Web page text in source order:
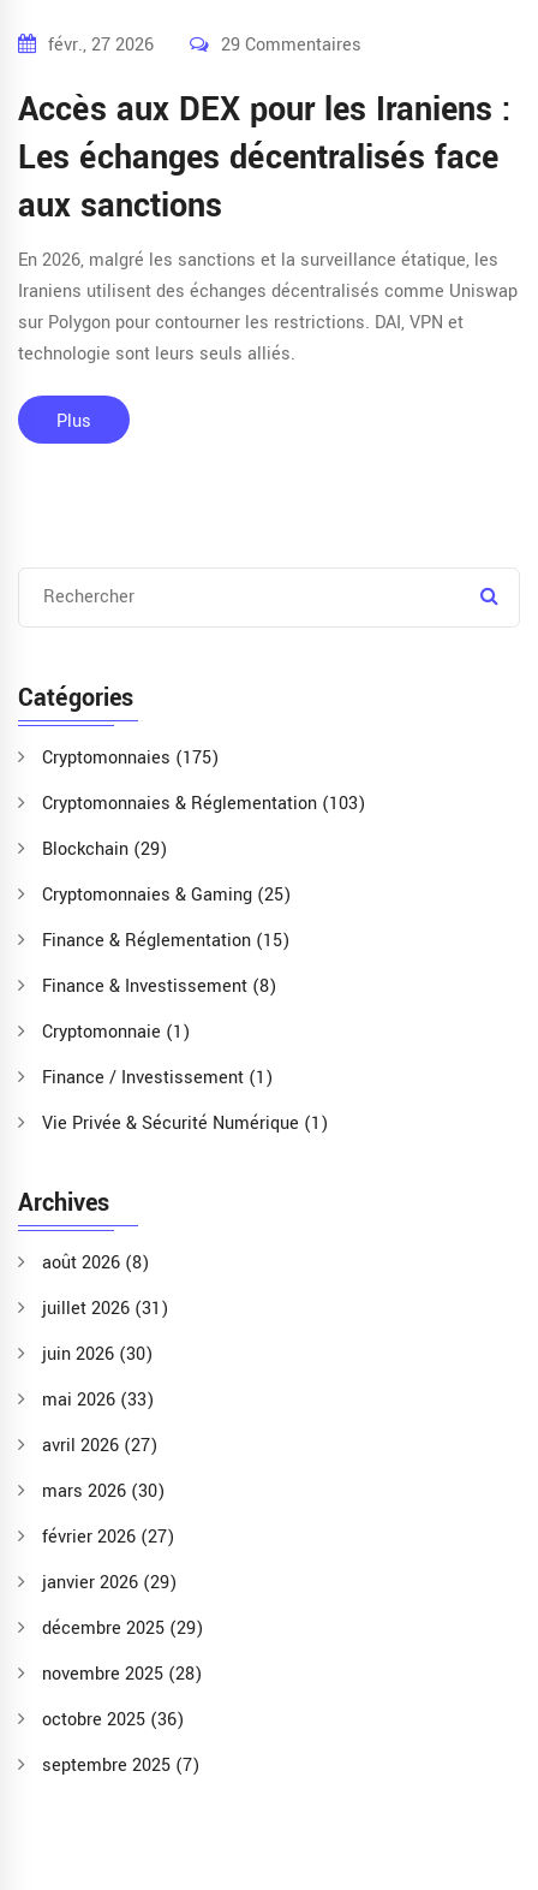
févr., 27 2026 29 Commentaires
Accès aux DEX pour les Iraniens :
Les échanges décentralisés face
aux sanctions
En 2026, malgré les sanctions et la surveillance étatique, les
Iraniens utilisent des échanges décentralisés comme Uniswap
sur Polygon pour contourner les restrictions. DAI, VPN et
technologie sont leurs seuls alliés.
Plus
Catégories
Cryptomonnaies (175)
Cryptomonnaies & Réglementation (103)
Blockchain (29)
Cryptomonnaies & Gaming (25)
Finance & Réglementation (15)
Finance & Investissement (8)
Cryptomonnaie (1)
Finance / Investissement (1)
Vie Privée & Sécurité Numérique (1)
Archives
août 2026 (8)
juillet 2026 (31)
juin 2026 (30)
mai 2026 (33)
avril 2026 (27)
mars 2026 (30)
février 2026 (27)
janvier 2026 (29)
décembre 2025 (29)
novembre 2025 (28)
octobre 2025 (36)
septembre 2025 (7)